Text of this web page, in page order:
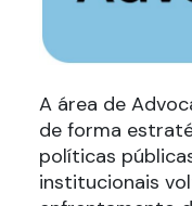
A área de
de forma
políticas
institucionais